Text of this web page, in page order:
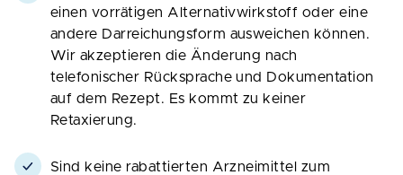
einen vorrätigen Alternativwirkstoff oder eine
andere Darreichungsform ausweichen können.
Wir akzeptieren die Änderung nach
telefonischer Rücksprache und Dokumentation
auf dem Rezept. Es kommt zu keiner
Retaxierung.
Sind keine rabattierten Arzneimittel zum